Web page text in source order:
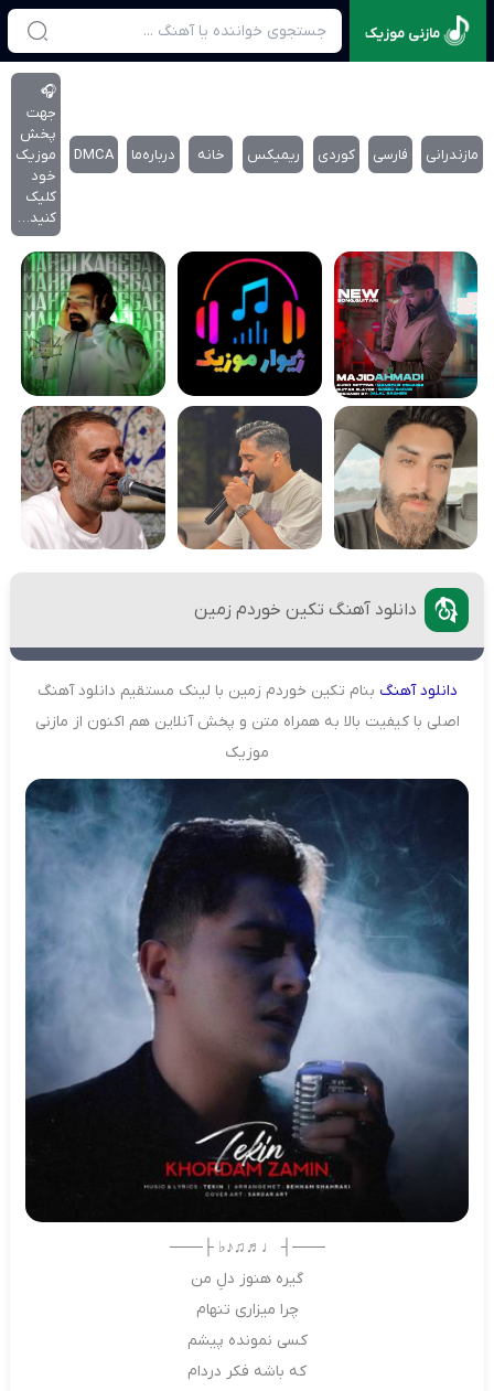
مازنی موزیک
مازندرانی فارسی کوردی ریمیکس خانه درباره‌‌ما DMCA
🎧
جهت
پخش
موزیک
خود
کلیک
کنید…
دانلود آهنگ تکین خوردم زمین
دانلودآهنگ بنام تکین خوردم زمین با لینک مستقیم دانلود آهنگ
اصلی با کیفیت بالا به همراه متن و پخش آنلاین هم اکنون از مازنی
موزیک
───┤ ♩♬♫♪♭ ├───
گیره هنوز دلِ من
چرا میزاری تنهام
کسی نمونده پیشم
که باشه فکر دردام